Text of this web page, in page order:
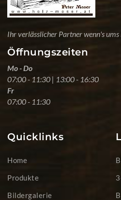
Ihr verlässlicher Partner wenn's ums
Öffnungszeiten
Mo - Do
07:00 - 11:30 | 13:00 - 16:30
Fr
07:00 - 11:30
Quicklinks
Home
Produkte
Bildergalerie